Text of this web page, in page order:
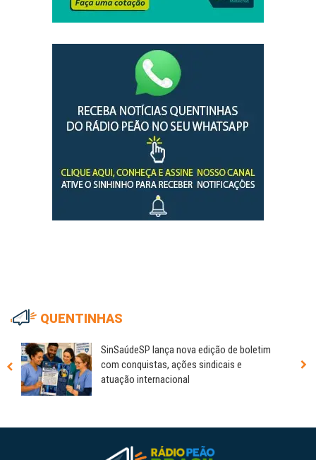
QUENTINHAS
SinSaúdeSP lança nova edição de boletim
com conquistas, ações sindicais e
atuação internacional